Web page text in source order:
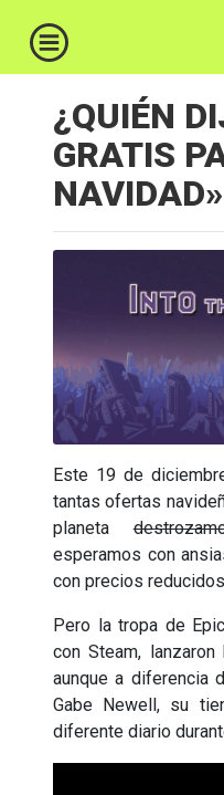
¿QUIÉN
GRATIS
Este 19 de
tantas ofertas
planeta
esperamos con
con precios
Pero la tropa de
con Steam,
aunque a diferencia
Gabe Newell, su
diferente diario